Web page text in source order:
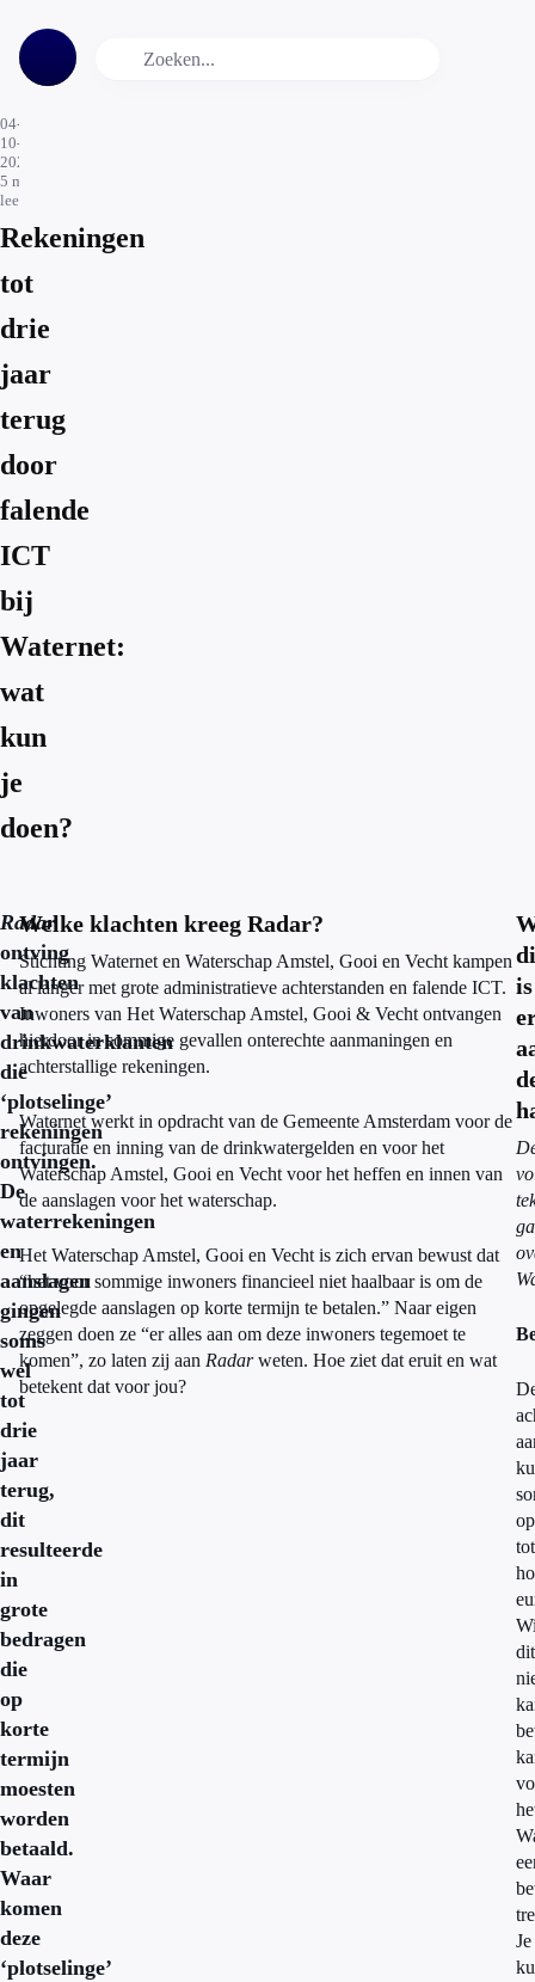
04-
10-
2024
5 min.
leestijd
Rekeningen
tot
drie
jaar
terug
door
falende
ICT
bij
Waternet:
wat
kun
je
doen?
Radar
ontving
klachten
van
drinkwaterklanten
die
‘plotselinge’
rekeningen
ontvingen.
De
waterrekeningen
en
aanslagen
gingen
soms
wel
tot
drie
jaar
terug,
dit
resulteerde
in
grote
bedragen
die
op
korte
termijn
moesten
worden
betaald.
Waar
komen
deze
‘plotselinge’
Welke klachten kreeg Radar?
Stichting Waternet en Waterschap Amstel, Gooi en Vecht kampen
al langer met grote administratieve achterstanden en falende ICT.
Inwoners van Het Waterschap Amstel, Gooi & Vecht ontvangen
hierdoor in sommige gevallen onterechte aanmaningen en
achterstallige rekeningen.
Waternet werkt in opdracht van de Gemeente Amsterdam voor de
facturatie en inning van de drinkwatergelden en voor het
Waterschap Amstel, Gooi en Vecht voor het heffen en innen van
de aanslagen voor het waterschap.
Het Waterschap Amstel, Gooi en Vecht is zich ervan bewust dat
“het voor sommige inwoners financieel niet haalbaar is om de
opgelegde aanslagen op korte termijn te betalen.” Naar eigen
zeggen doen ze “er alles aan om deze inwoners tegemoet te
komen”, zo laten zij aan Radarweten. Hoe ziet dat eruit en wat
betekent dat voor jou?
is
tot
dit
Je